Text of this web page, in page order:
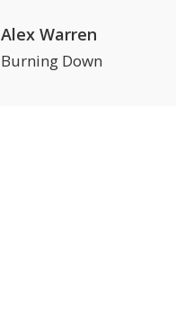
Alex Warren
Burning Down